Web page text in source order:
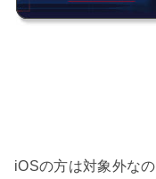
iOSの方は対象外な